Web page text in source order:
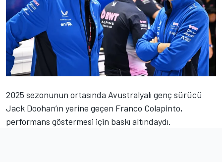
2025 sezonunun ortasında Avustralyalı genç sürücü
Jack Doohan’ın yerine geçen Franco Colapinto,
performans göstermesi için baskı altındaydı.